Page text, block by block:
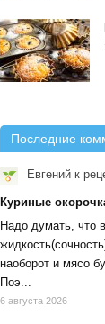
Последние
Евгений к
Куриные
Надо думать, что
наоборот и мясо
Поэ...
6 августа 2026